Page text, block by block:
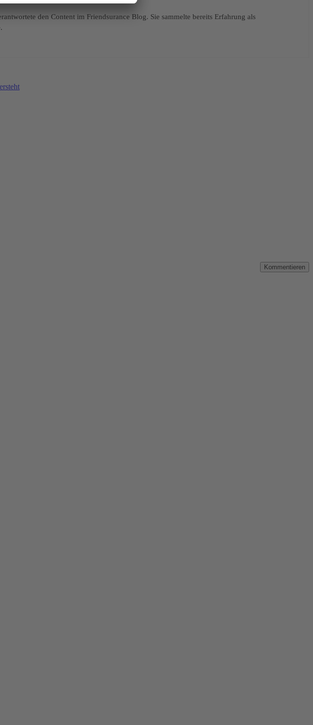
den Content im Friendsurance Blog. Sie sammelte bereits Erfahrung als